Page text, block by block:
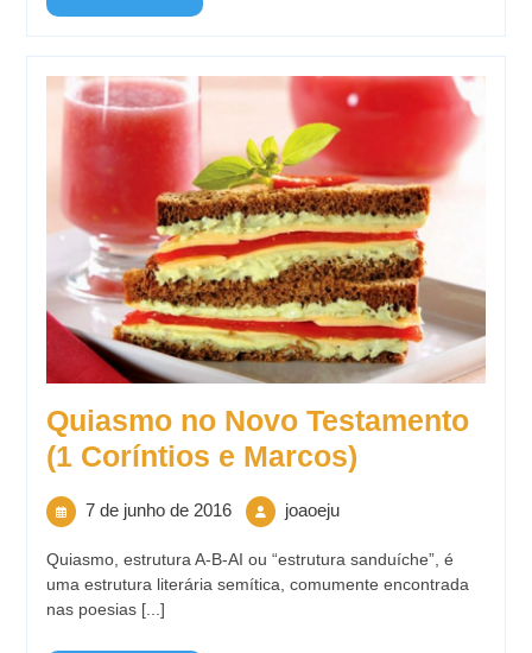
Quiasmo no Novo Testamento
(1 Coríntios e Marcos)
7 de junho de 2016 joaoeju
Quiasmo, estrutura A-B-AI ou “estrutura sanduíche”, é
uma estrutura literária semítica, comumente encontrada
nas poesias [...]